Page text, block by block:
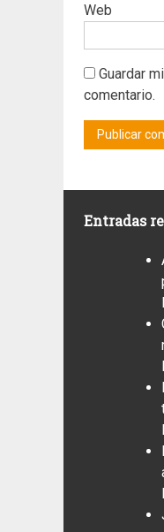
Web
Guardar
comentario.
Entradas